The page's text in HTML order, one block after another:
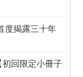
度揭露三十年
回限定小冊子